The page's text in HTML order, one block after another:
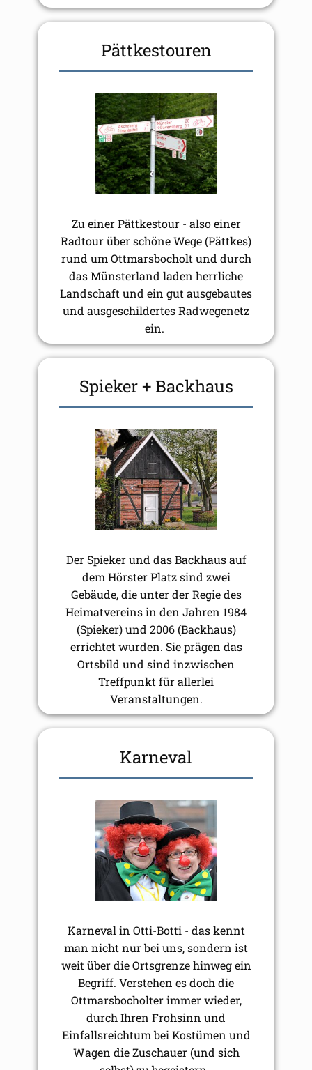
Pättkestouren
Zu einer Pättkestour - also einer
Radtour über schöne Wege (Pättkes)
rund um Ottmarsbocholt und durch
das Münsterland laden herrliche
Landschaft und ein gut ausgebautes
und ausgeschildertes Radwegenetz
ein.
Spieker + Backhaus
Der Spieker und das Backhaus auf
dem Hörster Platz sind zwei
Gebäude, die unter der Regie des
Heimatvereins in den Jahren 1984
(Spieker) und 2006 (Backhaus)
errichtet wurden. Sie prägen das
Ortsbild und sind inzwischen
Treffpunkt für allerlei
Veranstaltungen.
Karneval
Karneval in Otti-Botti - das kennt
man nicht nur bei uns, sondern ist
weit über die Ortsgrenze hinweg ein
Begriff. Verstehen es doch die
Ottmarsbocholter immer wieder,
durch Ihren Frohsinn und
Einfallsreichtum bei Kostümen und
Wagen die Zuschauer (und sich